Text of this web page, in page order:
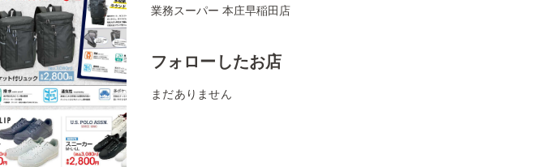
業務スーパー 本庄早稲田店
フォローしたお店
まだありません